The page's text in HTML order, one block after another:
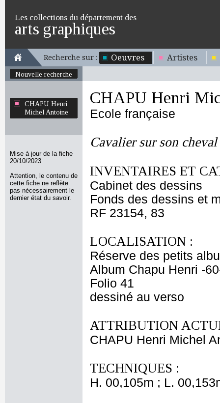
Les collections du département des
arts graphiques
Recherche sur : Oeuvres Artistes
Nouvelle recherche
CHAPU Henri
Michel Antoine
Mise à jour de la fiche
20/10/2023
Attention, le contenu de
cette fiche ne reflète
pas nécessairement le
dernier état du savoir.
CHAPU Henri
Ecole française
Cavalier sur son cheval
INVENTAIRES ET
Cabinet des dessins
Fonds des dessins et
RF 23154, 83
LOCALISATION :
Réserve des petits
Album Chapu Henri -
Folio 41
dessiné au verso
ATTRIBUTION
CHAPU Henri Michel
TECHNIQUES :
H. 00,105m ; L.